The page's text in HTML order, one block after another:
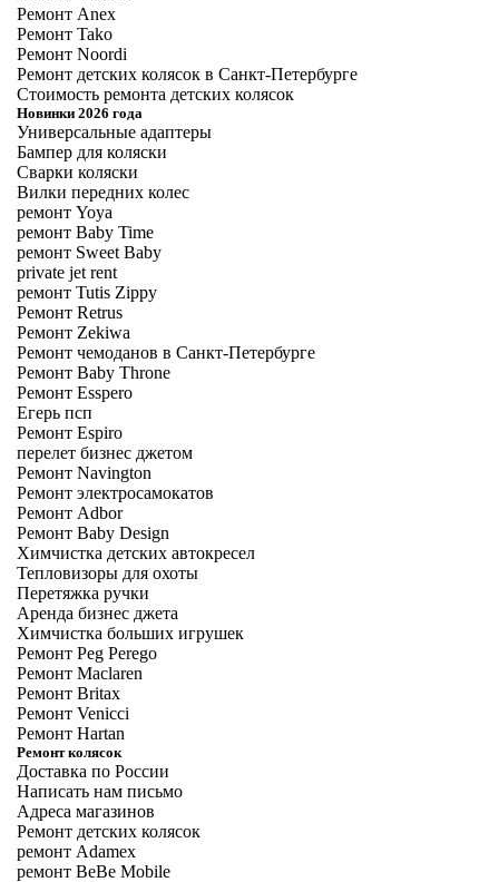
Ремонт Anex
Ремонт Tako
Ремонт Noordi
Ремонт детских колясок в Санкт-Петербурге
Стоимость ремонта детских колясок
Новинки 2026 года
Универсальные адаптеры
Бампер для коляски
Сварки коляски
Вилки передних колес
ремонт Yoya
ремонт Baby Time
ремонт Sweet Baby
private jet rent
ремонт Tutis Zippy
Ремонт Retrus
Ремонт Zekiwa
Ремонт чемоданов в Санкт-Петербурге
Ремонт Baby Throne
Ремонт Esspero
Егерь псп
Ремонт Espiro
перелет бизнес джетом
Ремонт Navington
Ремонт электросамокатов
Ремонт Adbor
Ремонт Baby Design
Химчистка детских автокресел
Тепловизоры для охоты
Перетяжка ручки
Аренда бизнес джета
Химчистка больших игрушек
Ремонт Peg Perego
Ремонт Maclaren
Ремонт Britax
Ремонт Venicci
Ремонт Hartan
Ремонт колясок
Доставка по России
Написать нам письмо
Адреса магазинов
Ремонт детских колясок
ремонт Adamex
ремонт BeBe Mobile